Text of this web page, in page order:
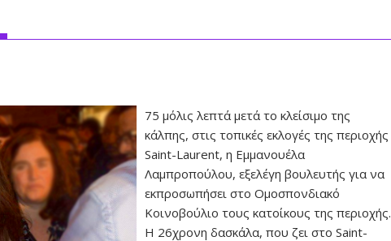
75 μόλις λεπτά μετά το κλείσιμο της
κάλπης, στις τοπικές εκλογές της περιοχής
Saint-Laurent, η Εμμανουέλα
Λαμπροπούλου, εξελέγη βουλευτής για να
εκπροσωπήσει στο Ομοσπονδιακό
Κοινοβούλιο τους κατοίκους της περιοχής.
Η 26χρονη δασκάλα, που ζει στο Saint-